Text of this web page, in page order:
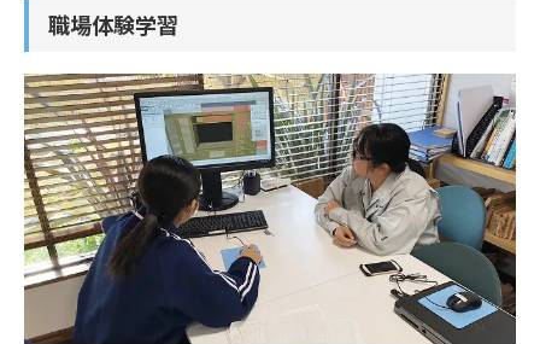
古民家再生
建築実績
会社情報
よくあるご質問
ブログ
ニュース
職場体験学習